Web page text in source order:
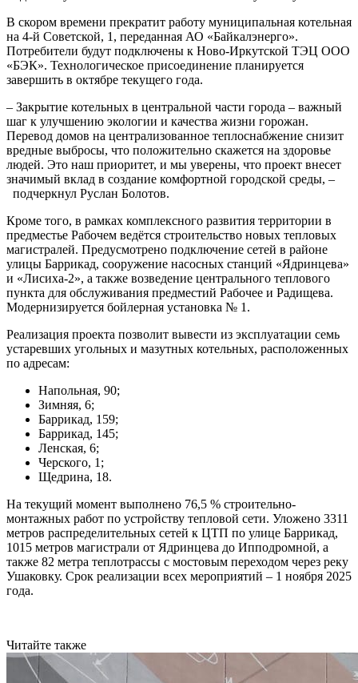
В скором времени прекратит работу муниципальная котельная
на 4-й Советской, 1, переданная АО «Байкалэнерго».
Потребители будут подключены к Ново-Иркутской ТЭЦ ООО
«БЭК». Технологическое присоединение планируется
завершить в октябре текущего года.
– Закрытие котельных в центральной части города – важный
шаг к улучшению экологии и качества жизни горожан.
Перевод домов на централизованное теплоснабжение снизит
вредные выбросы, что положительно скажется на здоровье
людей. Это наш приоритет, и мы уверены, что проект внесет
значимый вклад в создание комфортной городской среды, –
подчеркнул Руслан Болотов.
Кроме того, в рамках комплексного развития территории в
предместье Рабочем ведётся строительство новых тепловых
магистралей. Предусмотрено подключение сетей в районе
улицы Баррикад, сооружение насосных станций «Ядринцева»
и «Лисиха-2», а также возведение центрального теплового
пункта для обслуживания предместий Рабочее и Радищева.
Модернизируется бойлерная установка № 1.
Реализация проекта позволит вывести из эксплуатации семь
устаревших угольных и мазутных котельных, расположенных
по адресам:
Напольная, 90;
Зимняя, 6;
Баррикад, 159;
Баррикад, 145;
Ленская, 6;
Черского, 1;
Щедрина, 18.
На текущий момент выполнено 76,5 % строительно-
монтажных работ по устройству тепловой сети. Уложено 3311
метров распределительных сетей к ЦТП по улице Баррикад,
1015 метров магистрали от Ядринцева до Ипподромной, а
также 82 метра теплотрассы с мостовым переходом через реку
Ушаковку. Срок реализации всех мероприятий – 1 ноября 2025
года.
Читайте также